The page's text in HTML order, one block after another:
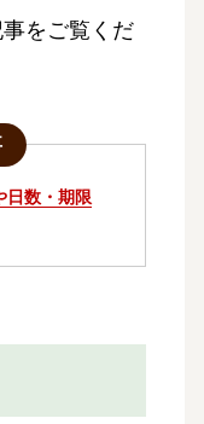
をご覧くだ
日数・期限